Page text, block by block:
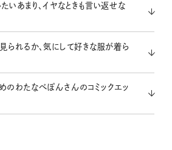
いあまり、イヤなときも言い返せな
見られるか、気にして好きな服が着ら
のわたなべぽんさんのコミックエッ